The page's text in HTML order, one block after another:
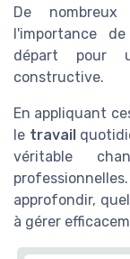
De nombreux
l'importance de
départ pour
constructive.
En appliquant
le travail
véritable
approfondir,
à gérer